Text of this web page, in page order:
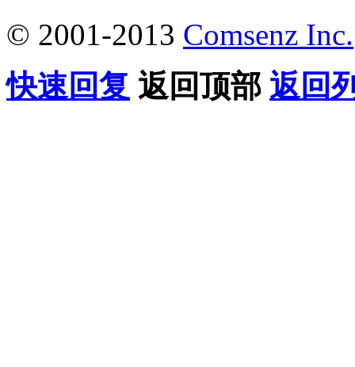
© 2001-2013 Comsenz Inc.
快速回复 返回顶部 返回